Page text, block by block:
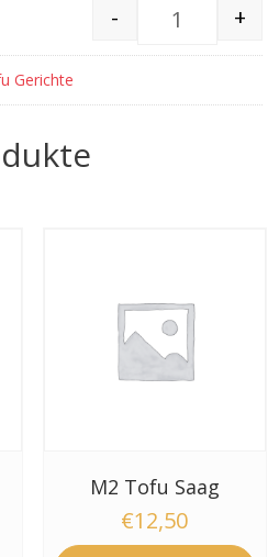
M9 Tofu
- +
Gerichte
M2 Tofu Saag
€12,50